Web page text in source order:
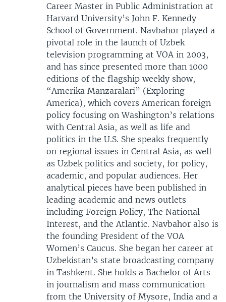
Career Master in Public Administration at
Harvard University’s John F. Kennedy
School of Government. Navbahor played a
pivotal role in the launch of Uzbek
television programming at VOA in 2003,
and has since presented more than 1000
editions of the flagship weekly show,
“Amerika Manzaralari” (Exploring
America), which covers American foreign
policy focusing on Washington’s relations
with Central Asia, as well as life and
politics in the U.S. She speaks frequently
on regional issues in Central Asia, as well
as Uzbek politics and society, for policy,
academic, and popular audiences. Her
analytical pieces have been published in
leading academic and news outlets
including Foreign Policy, The National
Interest, and the Atlantic. Navbahor also is
the founding President of the VOA
Women’s Caucus. She began her career at
Uzbekistan’s state broadcasting company
in Tashkent. She holds a Bachelor of Arts
in journalism and mass communication
from the University of Mysore, India and a